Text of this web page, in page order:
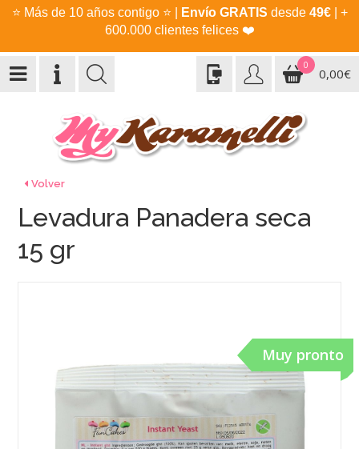
⭐ Más de 10 años contigo ⭐ Envío GRATIS desde 49€| +
600.000 clientes felices ❤️
0
0,00€
Volver
Muy pronto
Levadura Panadera seca
15 gr